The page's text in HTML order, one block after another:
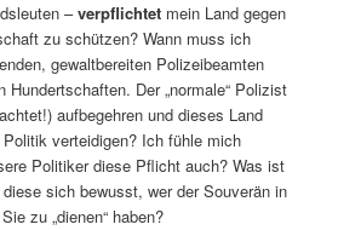
–verpflichtet mein Land gegen
zu schützen? Wann muss ich
gewaltbereiten Polizeibeamten
Hundertschaften. Der „normale“ Polizist
aufbegehren und dieses Land
verteidigen? Ich fühle mich
Politiker diese Pflicht auch? Was ist
sich bewusst, wer der Souverän in
zu „dienen“ haben?